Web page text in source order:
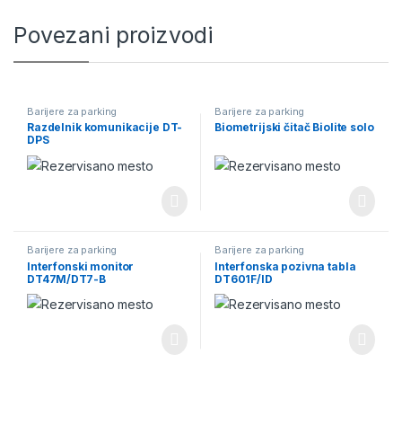
Povezani proizvodi
Barijere za parking
Razdelnik komunikacije DT-
DPS
Barijere za parking
Biometrijski čitač Biolite solo
Barijere za parking
Interfonski monitor
DT47M/DT7-B
Barijere za parking
Interfonska pozivna tabla
DT601F/ID